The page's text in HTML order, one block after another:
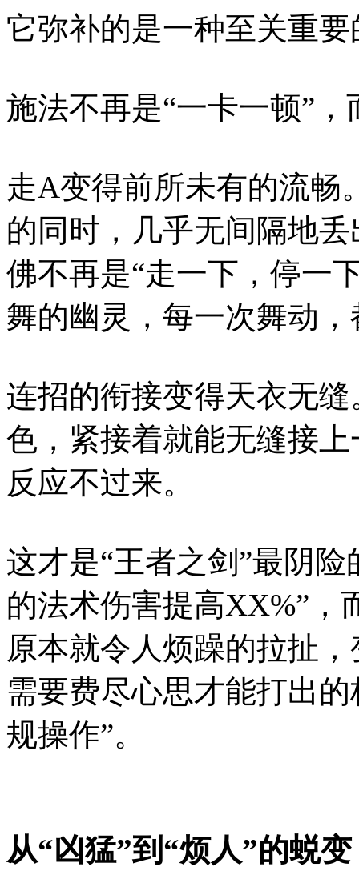
它弥补的是一种至关重
施法不再是“一卡一顿”，
走A变得前所未有的流畅
的同时，几乎无间隔地
佛不再是“走一下，停一
舞的幽灵，每一次舞动
连招的衔接变得天衣无
色，紧接着就能无缝接
反应不过来。
这才是“王者之剑”最阴
的法术伤害提高XX%”，
原本就令人烦躁的拉扯
需要费尽心思才能打出
规操作”。
从“凶猛”到“烦人”的蜕变